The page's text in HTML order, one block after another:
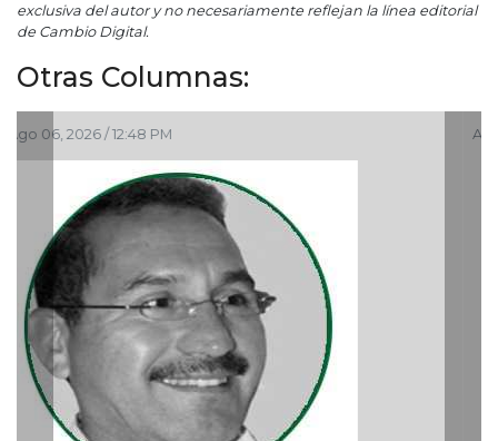
exclusiva del autor y no necesariamente reflejan la línea editorial
de Cambio Digital.
Otras Columnas:
Ago 05, 2026 / 9:42 AM